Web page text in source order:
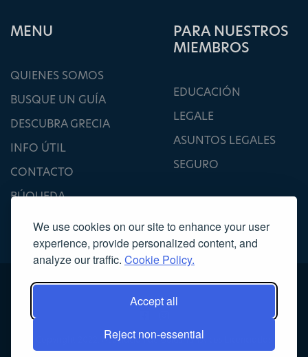
We use cookies on our site to enhance your user
experience, provide personalized content, and
analyze our traffic. Cookie Policy.
Accept all
Reject non-essential
ΜΕΝU
QUIENES SOMOS
BUSQUE UN GUÍA
DESCUBRA GRECIA
INFO ÚTIL
CONTACTO
BÚQUEDA
PARA NUESTROS
MIEMBROS
EDUCACIÓN
LEGALE
ASUNTOS LEGALES
SEGURO
Copyright 2022, Asociación de Guías Turísticos Licenciados